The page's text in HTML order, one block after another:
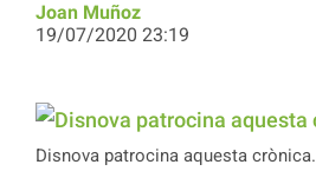
Joan Muñoz
19/07/2020 23:19
Disnova patrocina aquesta crònica.